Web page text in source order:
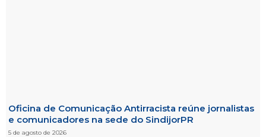
Oficina de Comunicação Antirracista reúne jornalistas
e comunicadores na sede do SindijorPR
5 de agosto de 2026